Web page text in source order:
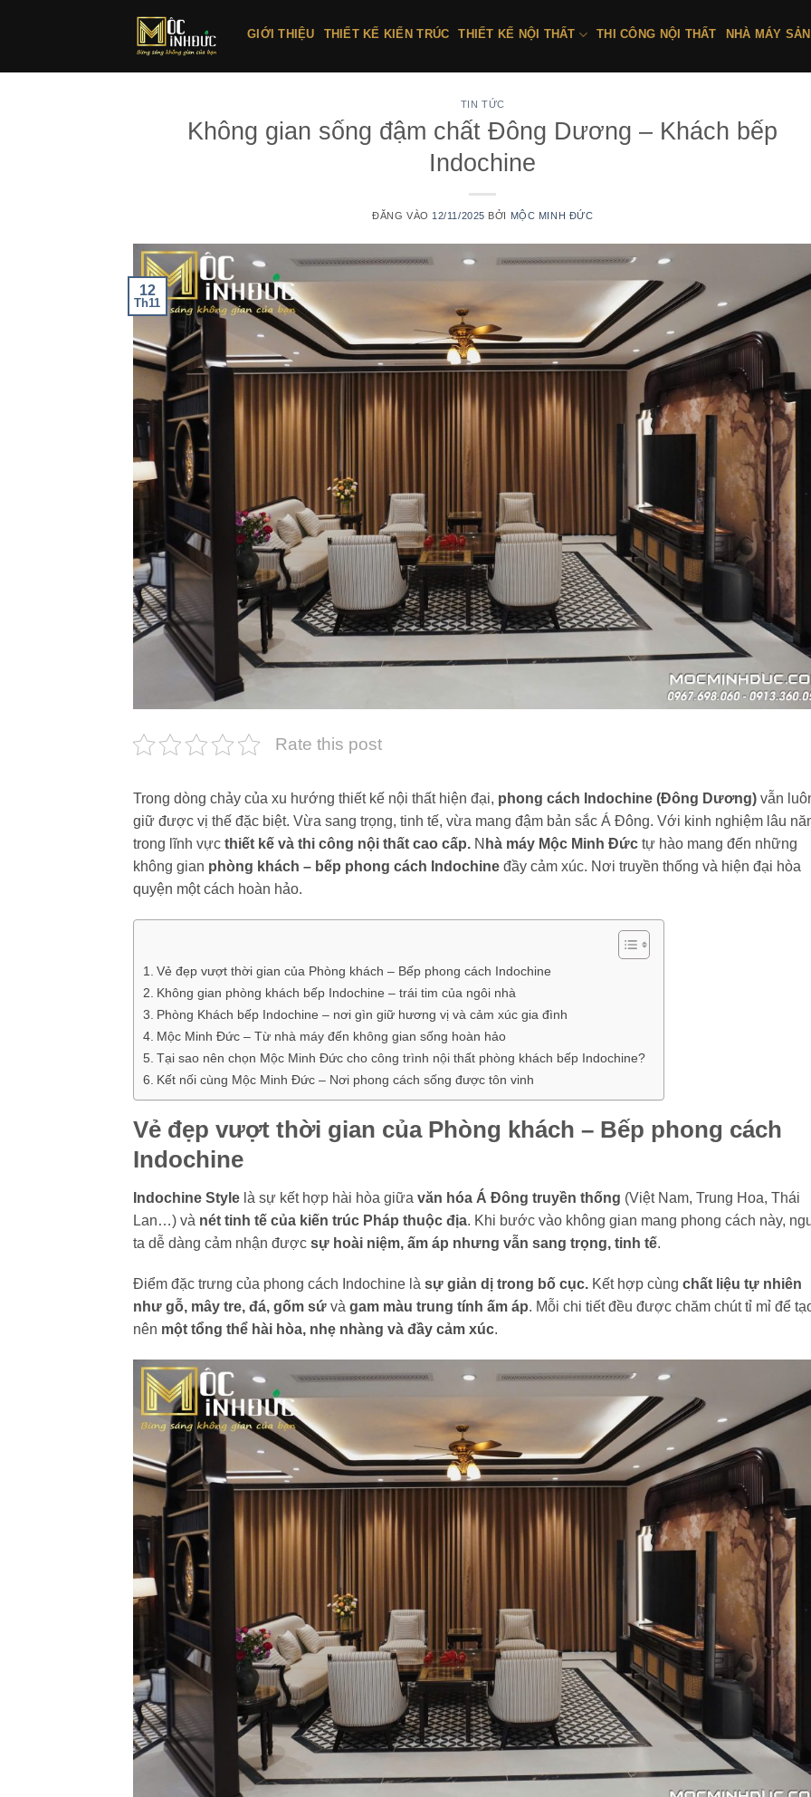
GIỚI THIỆU THIẾT KẾ KIẾN TRÚC THIẾT KẾ NỘI THẤT THI CÔNG NỘI THẤT NHÀ MÁY
TIN TỨC
Không gian sống đậm chất Đông Dương – Khách bếp
Indochine
ĐĂNG VÀO 12/11/2025 BỞI MỘC MINH ĐỨC
12
Th11
Rate this post
Trong dòng chảy của xu hướng thiết kế nội thất hiện đại, phong cách Indochine (Đông Dương) vẫn
giữ được vị thế đặc biệt. Vừa sang trọng, tinh tế, vừa mang đậm bản sắc Á Đông. Với kinh nghiệm lâu
trong lĩnh vực thiết kế và thi công nội thất cao cấp. N hà máy Mộc Minh Đức tự hào mang đến những
không gian phòng khách – bếp phong cách Indochine đầy cảm xúc. Nơi truyền thống và hiện đại hòa
quyện một cách hoàn hảo.
Vẻ đẹp vượt thời gian của Phòng khách – Bếp phong cách Indochine
Không gian phòng khách bếp Indochine – trái tim của ngôi nhà
Phòng Khách bếp Indochine – nơi gìn giữ hương vị và cảm xúc gia đình
Mộc Minh Đức – Từ nhà máy đến không gian sống hoàn hảo
Tại sao nên chọn Mộc Minh Đức cho công trình nội thất phòng khách bếp Indochine?
Kết nối cùng Mộc Minh Đức – Nơi phong cách sống được tôn vinh
Vẻ đẹp vượt thời gian của Phòng khách – Bếp phong cách
Indochine
Indochine Style là sự kết hợp hài hòa giữa văn hóa Á Đông truyền thống (Việt Nam, Trung Hoa, Thái
Lan…) và nét tinh tế của kiến trúc Pháp thuộc địa. Khi bước vào không gian mang phong cách này,
ta dễ dàng cảm nhận được sự hoài niệm, ấm áp nhưng vẫn sang trọng, tinh tế.
Điểm đặc trưng của phong cách Indochine là sự giản dị trong bố cục. Kết hợp cùng chất liệu tự nhiên
như gỗ, mây tre, đá, gốm sứ và gam màu trung tính ấm áp. Mỗi chi tiết đều được chăm chút tỉ mỉ để
nên một tổng thể hài hòa, nhẹ nhàng và đầy cảm xúc.